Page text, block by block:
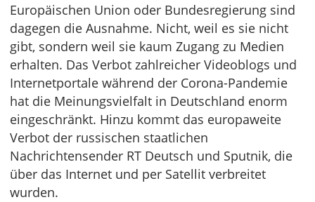
Europäischen Union oder Bundesregierung sind
dagegen die Ausnahme. Nicht, weil es sie nicht
gibt, sondern weil sie kaum Zugang zu Medien
erhalten. Das Verbot zahlreicher Videoblogs und
Internetportale während der Corona-Pandemie
hat die Meinungsvielfalt in Deutschland enorm
eingeschränkt. Hinzu kommt das europaweite
Verbot der russischen staatlichen
Nachrichtensender RT Deutsch und Sputnik, die
über das Internet und per Satellit verbreitet
wurden.